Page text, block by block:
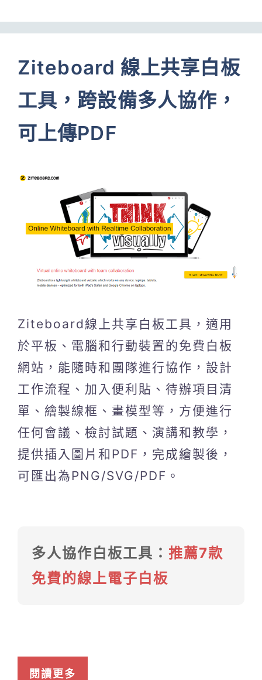
Ziteboard 線上共享白板
工具，跨設備多人協作，
可上傳PDF
Ziteboard線上共享白板工具，適用
於平板、電腦和行動裝置的免費白板
網站，能隨時和團隊進行協作，設計
工作流程、加入便利貼、待辦項目清
單、繪製線框、畫模型等，方便進行
任何會議、檢討試題、演講和教學，
提供插入圖片和PDF，完成繪製後，
可匯出為PNG/SVG/PDF。
多人協作白板工具： 推薦7款
免費的線上電子白板
閱讀更多